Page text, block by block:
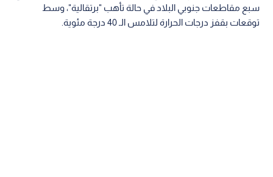
سبع مقاطعات جنوبي البلاد في حالة تأهب "برتقالية"، وسط
توقعات بقفز درجات الحرارة لتلامس الـ 40 درجة مئوية.